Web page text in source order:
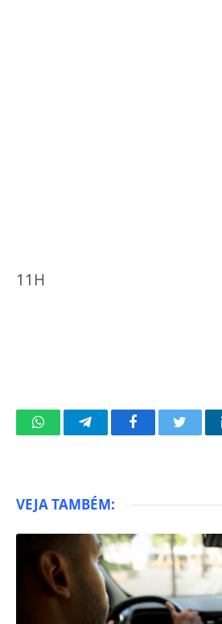
11H
WhatsAppTelegramFacebookTwitter
VEJA TAMBÉM: